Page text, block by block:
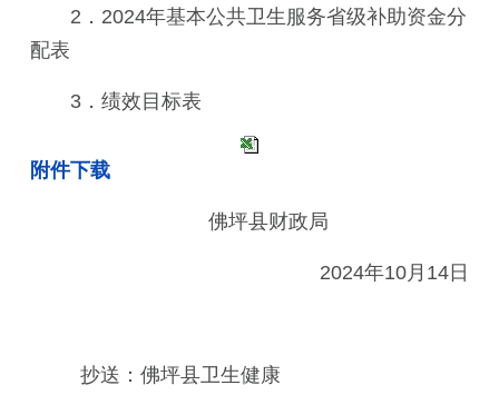
2．2024年基本公共卫生服务省级补助资金分
配表
3．绩效目标表
附件下载
佛坪县财政局
2024年10月14日
抄送：佛坪县卫生健康